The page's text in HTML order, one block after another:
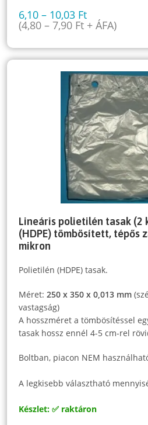
6,10– 10,03 Ft
(4,80– 7,90 Ft + ÁFA)
Lineáris polietilén tasak (2
(HDPE) tömbösített, tépős
mikron
Polietilén (HDPE) tasak.
Méret:250 x 350 x 0,013 mm
vastagság)
A hosszméret a tömbösítéssel
tasak hossz ennél 4-5 cm-rel
Boltban, piacon NEM
A legkisebb választható
Készlet: ✅ raktáron